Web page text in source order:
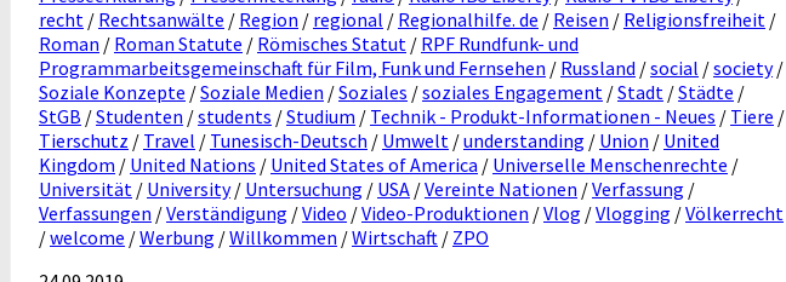
recht / Rechtsanwälte / Region / regional / Regionalhilfe. de / Reisen / Religionsfreiheit /
Roman / Roman Statute / Römisches Statut / RPF Rundfunk- und
Programmarbeitsgemeinschaft für Film, Funk und Fernsehen / Russland /social /society/
Soziale Konzepte /Soziale Medien /Soziales /soziales Engagement /Stadt /Städte /
StGB /Studenten /students /Studium / Technik - Produkt-Informationen - Neues / Tiere /
Tierschutz / Travel / Tunesisch-Deutsch / Umwelt /understanding / Union / United
Kingdom / United Nations / United States of America / Universelle Menschenrechte /
Universität / University/ Untersuchung / USA /Vereinte Nationen /Verfassung /
Verfassungen /Verständigung /Video /Video-Produktionen /Vlog /Vlogging /Völkerrecht
/welcome /Werbung /Willkommen /Wirtschaft / ZPO